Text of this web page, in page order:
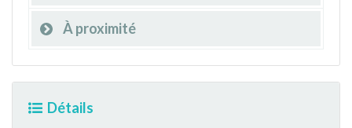
À proximité
Détails